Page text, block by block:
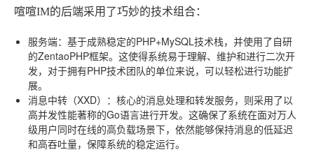
喧喧IM的后端采用了巧妙的技术组合：
服务端：基于成熟稳定的PHP+MySQL技术栈，并使用了自研
的ZentaoPHP框架。这使得系统易于理解、维护和进行二次开
发，对于拥有PHP技术团队的单位来说，可以轻松进行功能扩
展。
消息中转（XXD） ：核心的消息处理和转发服务，则采用了以
高并发性能著称的Go语言进行开发。这确保了系统在面对万人
级用户同时在线的高负载场景下，依然能够保持消息的低延迟
和高吞吐量，保障系统的稳定运行。